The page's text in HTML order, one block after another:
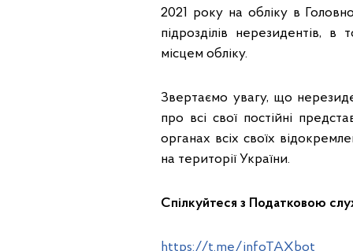
2021 року на обліку в
підрозділів нерезидентів,
місцем обліку.
Звертаємо увагу, що
про всі свої постійні
органах всіх своїх
на території України.
Спілкуйтеся з Податковою
https://t.me/infoTAXbot